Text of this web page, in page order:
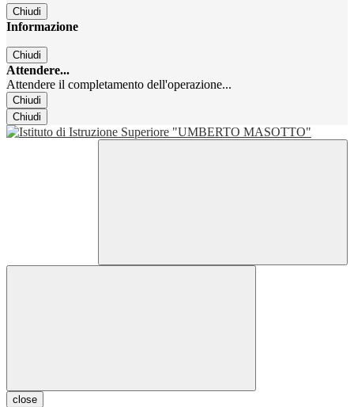
Chiudi
Informazione
Chiudi
Attendere...
Attendere il completamento dell'operazione...
Chiudi
Chiudi
close